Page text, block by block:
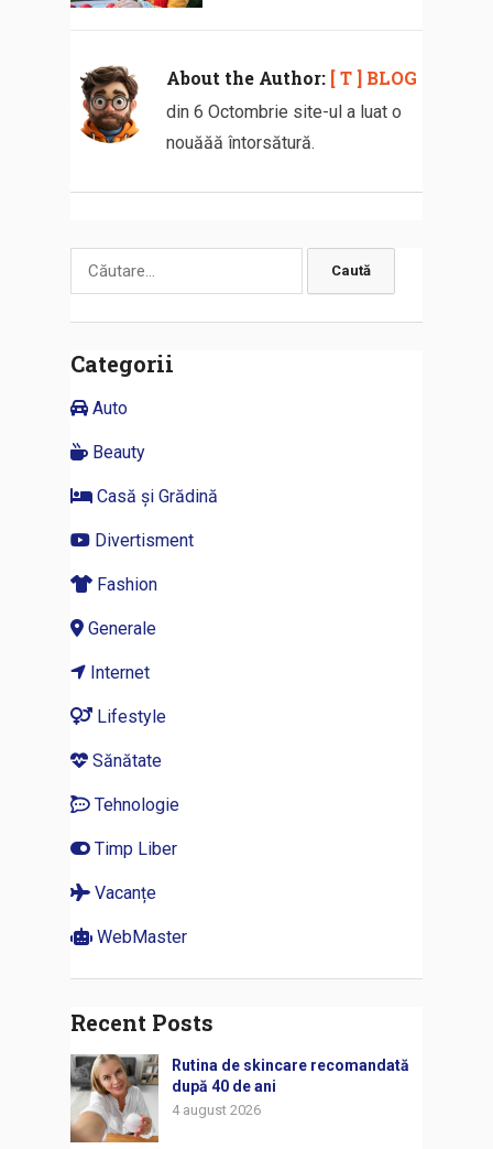
About the Author: [ T ] BLOG
din 6 Octombrie site-ul a luat o
nouăăă întorsătură.
Caută
după:
Categorii
Auto
Beauty
Casă și Grădină
Divertisment
Fashion
Generale
Internet
Lifestyle
Sănătate
Tehnologie
Timp Liber
Vacanțe
WebMaster
Recent Posts
Rutina de skincare recomandată
după 40 de ani
4 august 2026